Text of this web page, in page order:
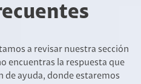
a revisar nuestra sección
encuentras la respuesta que
de ayuda, donde estaremos